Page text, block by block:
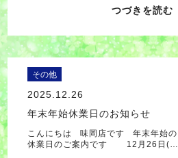
つづきを読む
その他
2025.12.26
年末年始休業日のお知らせ
こんにちは 味岡店です 年末年始の
休業日のご案内です 12月26日(…